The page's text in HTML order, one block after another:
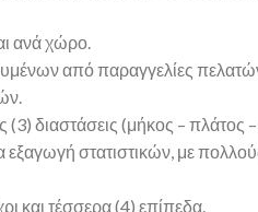
ανά χώρο.
από παραγγελίες
(3) διαστάσεις (μήκος – πλάτος
εξαγωγή στατιστικών, με
και τέσσερα (4) επίπεδα.